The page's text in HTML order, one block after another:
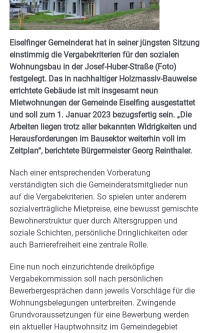
Eiselfinger Gemeinderat hat in seiner jüngsten Sitzung
einstimmig die Vergabekriterien für den sozialen
Wohnungsbau in der Josef-Huber-Straße (Foto)
festgelegt. Das in nachhaltiger Holzmassiv-Bauweise
errichtete Gebäude ist mit insgesamt neun
Mietwohnungen der Gemeinde Eiselfing ausgestattet
und soll zum 1. Januar 2023 bezugsfertig sein. „Die
Arbeiten liegen trotz aller bekannten Widrigkeiten und
Herausforderungen im Bausektor weiterhin voll im
Zeitplan“, berichtete Bürgermeister Georg Reinthaler.
Nach einer entsprechenden Vorberatung
verständigten sich die Gemeinderatsmitglieder nun
auf die Vergabekriterien. So spielen unter anderem
sozialverträgliche Mietpreise, eine bewusst gemischte
Bewohnerstruktur quer durch Altersgruppen und
soziale Schichten, persönliche Dringlichkeiten oder
auch Barrierefreiheit eine zentrale Rolle.
Eine nun noch einzurichtende dreiköpfige
Vergabekommission soll nach persönlichen
Bewerbergesprächen dann jeweils Vorschläge für die
Wohnungsbelegungen unterbreiten. Zwingende
Grundvoraussetzungen für eine Bewerbung werden
ein aktueller Hauptwohnsitz im Gemeindegebiet